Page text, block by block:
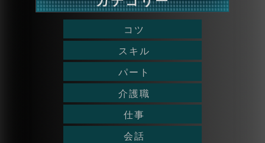
コツ
スキル
パート
介護職
仕事
会話